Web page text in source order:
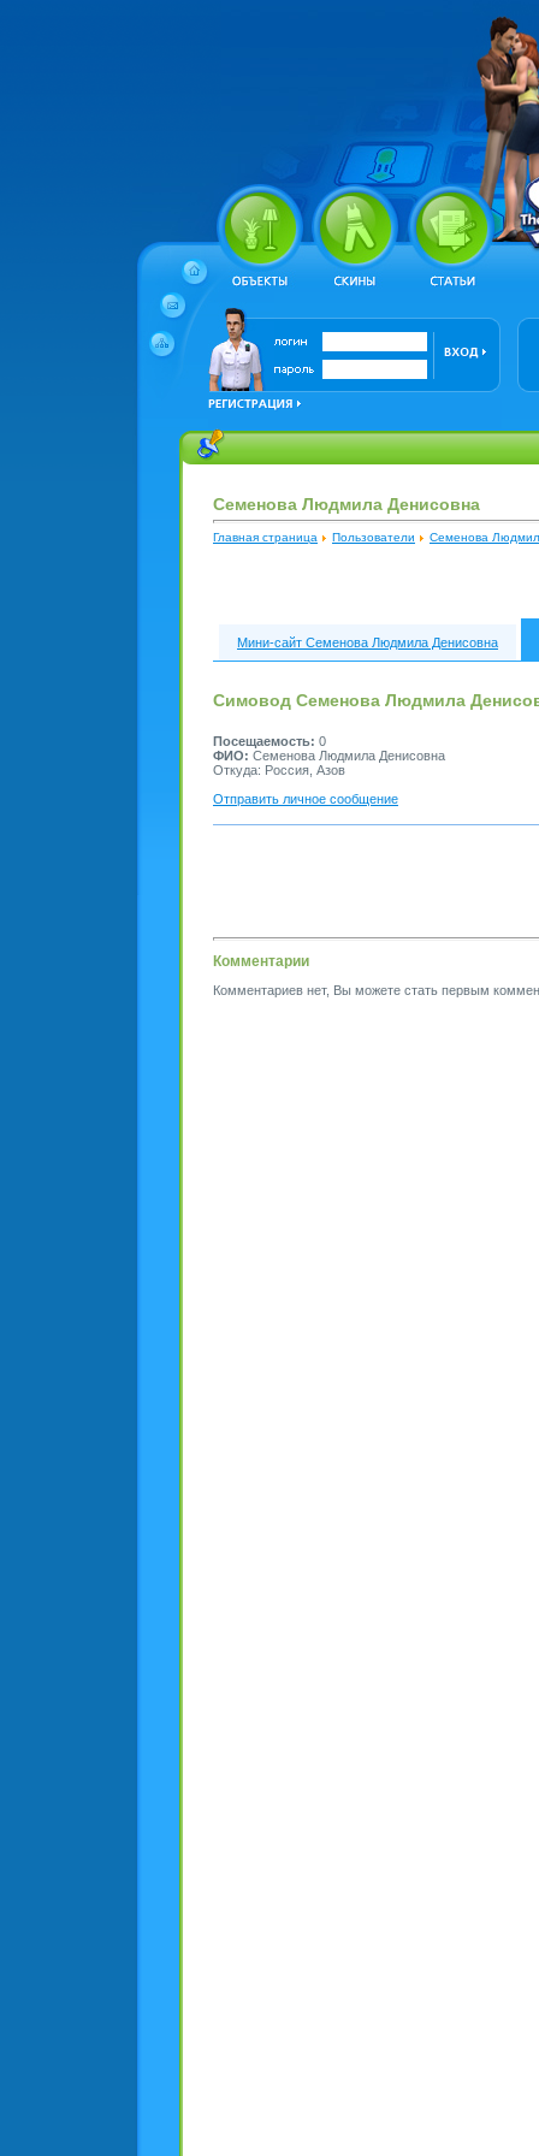
Семенова Людмила Денисовна
Главная страница Пользователи Семенова
Мини-сайт Семенова Людмила Денисовна
Симовод Семенова Людмила
Посещаемость: 0
ФИО: Семенова Людмила Денисовна
Откуда: Россия, Азов
Отправить личное сообщение
Комментарии
Комментариев нет, Вы можете стать первым